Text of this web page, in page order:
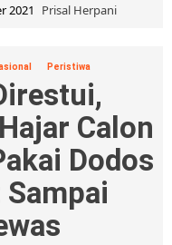
2021 Prisal Herpani
Peristiwa
Calon
Dodos